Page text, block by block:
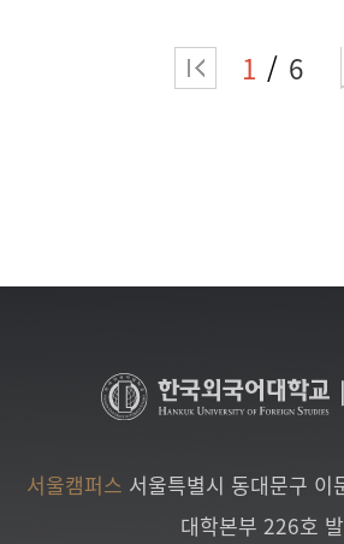
1 6
서울캠퍼스 서울특별시 동대문구
대학본부 226호